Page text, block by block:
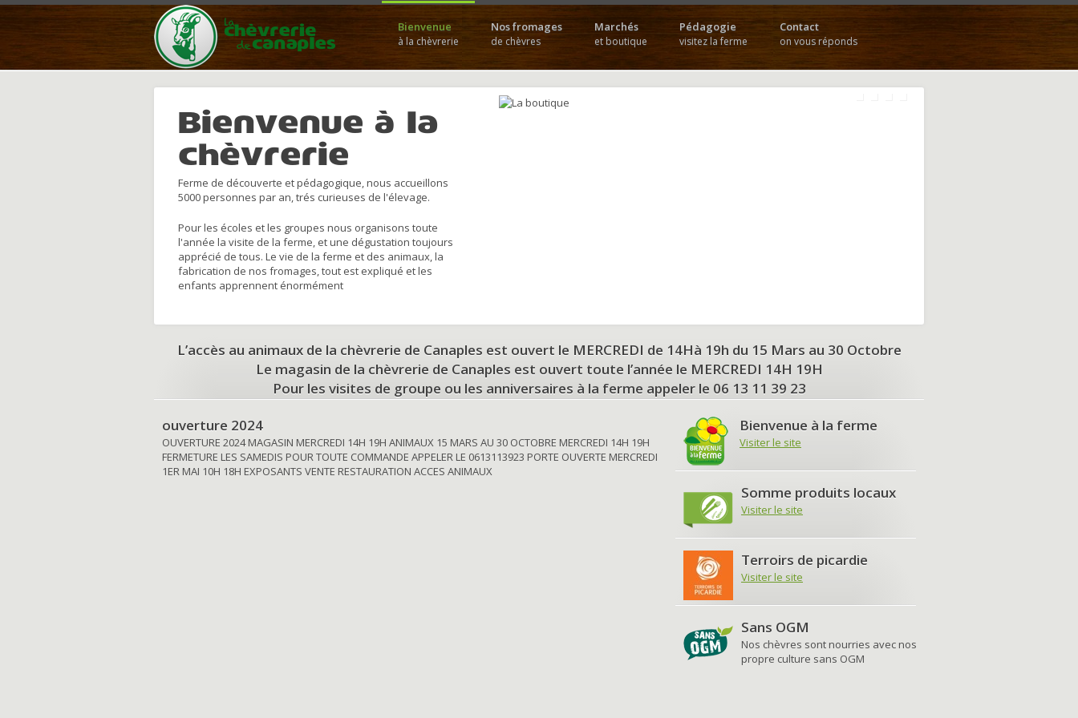
Bienvenue
à la chèvrerie
Nos fromages
de chèvres
Marchés
et boutique
Pédagogie
visitez la ferme
Contact
on vous réponds
Bienvenue à la
chèvrerie
Ferme de découverte et pédagogique, nous accueillons
5000 personnes par an, trés curieuses de l'élevage.
Pour les écoles et les groupes nous organisons toute
l'année la visite de la ferme, et une dégustation toujours
apprécié de tous. Le vie de la ferme et des animaux, la
fabrication de nos fromages, tout est expliqué et les
enfants apprennent énormément
L’accès au animaux de la chèvrerie de Canaples est ouvert le MERCREDI de 14Hà 19h du 15 Mars au 30 Octobre
Le magasin de la chèvrerie de Canaples est ouvert toute l’année le MERCREDI 14H 19H
Pour les visites de groupe ou les anniversaires à la ferme appeler le 06 13 11 39 23
ouverture 2024
OUVERTURE 2024 MAGASIN MERCREDI 14H 19H ANIMAUX 15 MARS AU 30 OCTOBRE MERCREDI 14H 19H
FERMETURE LES SAMEDIS POUR TOUTE COMMANDE APPELER LE 0613113923 PORTE OUVERTE MERCREDI
1ER MAI 10H 18H EXPOSANTS VENTE RESTAURATION ACCES ANIMAUX
Bienvenue à la ferme
Visiter le site
Somme produits locaux
Visiter le site
Terroirs de picardie
Visiter le site
Sans OGM
Nos chèvres sont nourries avec nos
propre culture sans OGM